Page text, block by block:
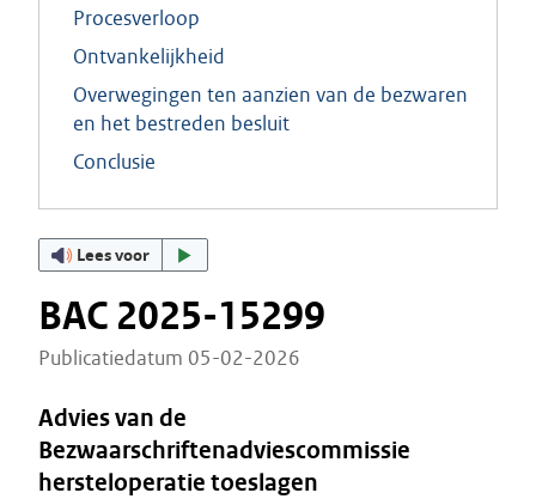
Procesverloop
Ontvankelijkheid
Overwegingen ten aanzien van de bezwaren
en het bestreden besluit
Conclusie
Lees voor
BAC 2025-15299
Publicatiedatum 05-02-2026
Advies van de
Bezwaarschriftenadviescommissie
hersteloperatie toeslagen